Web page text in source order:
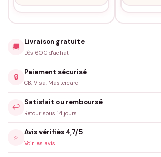
🚚
Livraison gratuite
Dès 60€ d'achat
🔒
Paiement sécurisé
CB, Visa, Mastercard
↩️
Satisfait ou remboursé
Retour sous 14 jours
⭐
Avis vérifiés 4,7/5
Voir les avis